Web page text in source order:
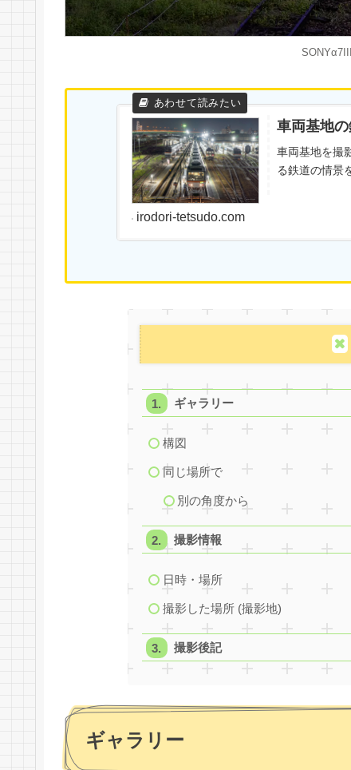
車両基地
車両基地を撮
る鉄道の情景
irodori-tetsudo.com
ギャラリー
構図
同じ場所で
別の角度から
撮影情報
日時・場所
撮影した場所 (撮影地)
撮影後記
ギャラリー